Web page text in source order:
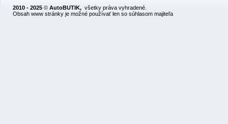
2010 - 2025 © AutoBUTIK, všetky práva vyhradené.
Obsah www stránky je možné používať len so súhlasom majiteľa